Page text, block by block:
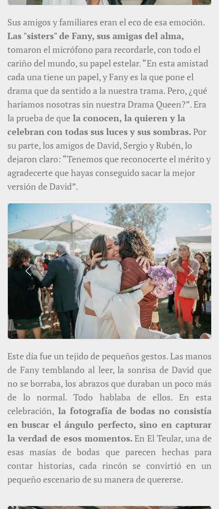
Sus amigos y familiares eran el eco de esa emoción.
Las "sisters" de Fany, sus amigas del alma,
tomaron el micrófono para recordarle, con todo el
cariño del mundo, su papel estelar. “En esta amistad
cada una tiene un papel, y Fany es la que pone el
drama que da sentido a la nuestra trama. Pero, ¿qué
haríamos nosotras sin nuestra Drama Queen?”. Era
la prueba de que la conocen, la quieren y la
celebran con todas sus luces y sus sombras. Por
su parte, los amigos de David, Sergio y Rubén, lo
dejaron claro: “Tenemos que reconocerte el mérito y
agradecerte que hayas conseguido sacar la mejor
versión de David”.
Este día fue un tejido de pequeños gestos. Las manos
de Fany temblando al leer, la sonrisa de David que
no se borraba, los abrazos que duraban un poco más
de lo normal. Todo hablaba de ellos. En esta
celebración, la fotografía de bodas no consistía
en buscar el ángulo perfecto, sino en capturar
la verdad de esos momentos. En El Teular, una de
esas masías de bodas que parecen hechas para
contar historias, cada rincón se convirtió en un
pequeño escenario de su manera de quererse.